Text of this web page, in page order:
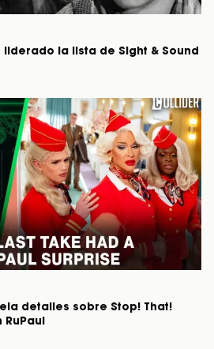
la lista de Sight & Sound
detalles sobre Stop! That!
RuPaul